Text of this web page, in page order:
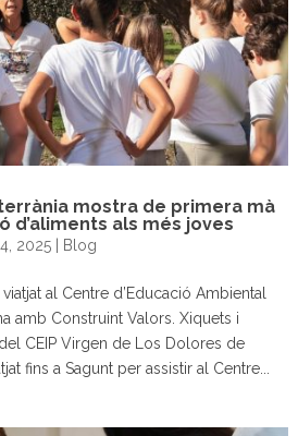
mostra de primera mà
d’aliments als més joves
2025| Blog
viatjat al Centre d’Educació Ambiental
amb Construint Valors. Xiquets i
CEIP Virgen de Los Dolores de
fins a Sagunt per assistir al Centre...